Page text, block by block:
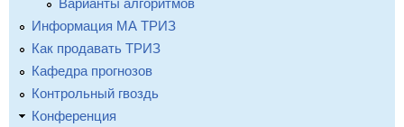
Информация МА ТРИЗ
Как продавать ТРИЗ
Кафедра прогнозов
Контрольный гвоздь
Конференция